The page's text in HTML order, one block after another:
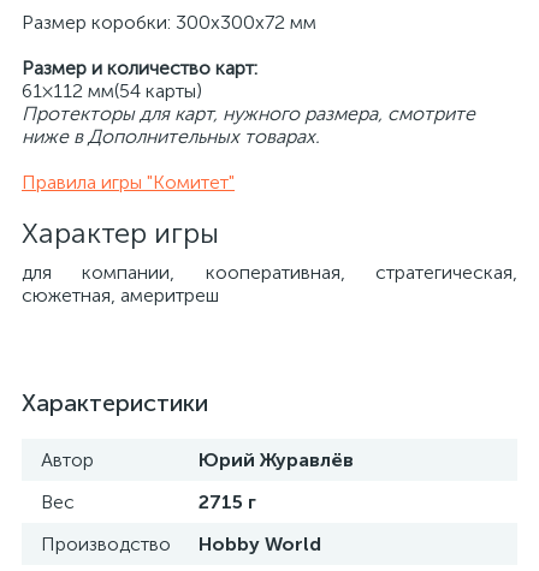
Размер коробки: 300х300х72 мм
Размер и количество карт:
61×112 мм(54 карты)
Протекторы для карт, нужного размера, смотрите
ниже в Дополнительных товарах.
Правила игры "Комитет"
Характер игры
для компании, кооперативная, стратегическая,
сюжетная, америтреш
Характеристики
Автор
Юрий Журавлёв
Вес
2715 г
Производство
Hobby World